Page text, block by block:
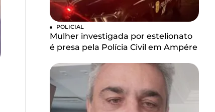
POLICIAL
Mulher investigada por estelionato
é presa pela Polícia Civil em Ampére